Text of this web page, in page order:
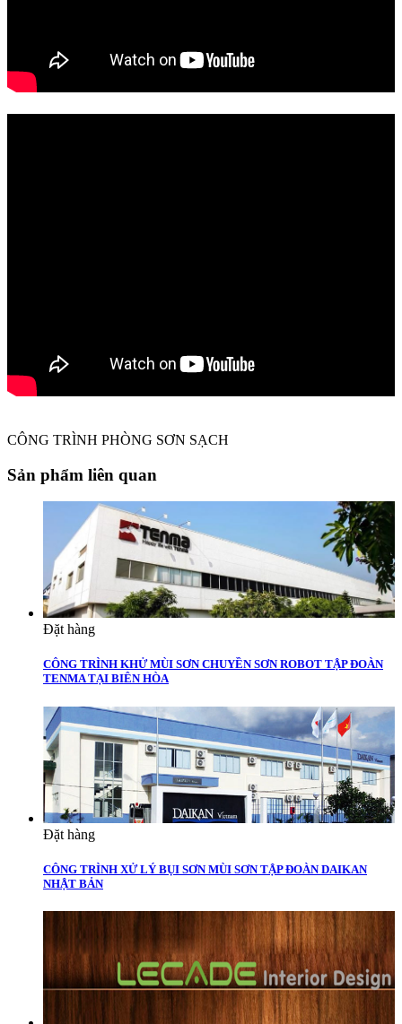
CÔNG TRÌNH PHÒNG SƠN SẠCH
Sản phẩm liên quan
Đặt hàng
CÔNG TRÌNH KHỬ MÙI SƠN CHUYỀN SƠN ROBOT TẬP ĐOÀN
TENMA TẠI BIÊN HÒA
Đặt hàng
CÔNG TRÌNH XỬ LÝ BỤI SƠN MÙI SƠN TẬP ĐOÀN DAIKAN
NHẬT BẢN